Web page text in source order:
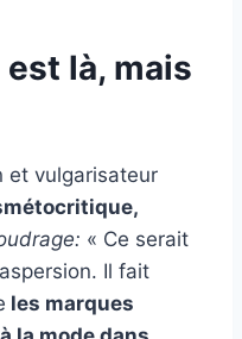
est là, mais
et vulgarisateur
« Ce serait
Il fait
les marques